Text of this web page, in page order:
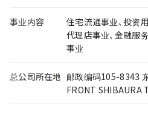
事业内容
住宅流通事业、投资
代理店事业、金融服
事业
总公司所在地 邮政编码105-8343
FRONT SHIBAURA